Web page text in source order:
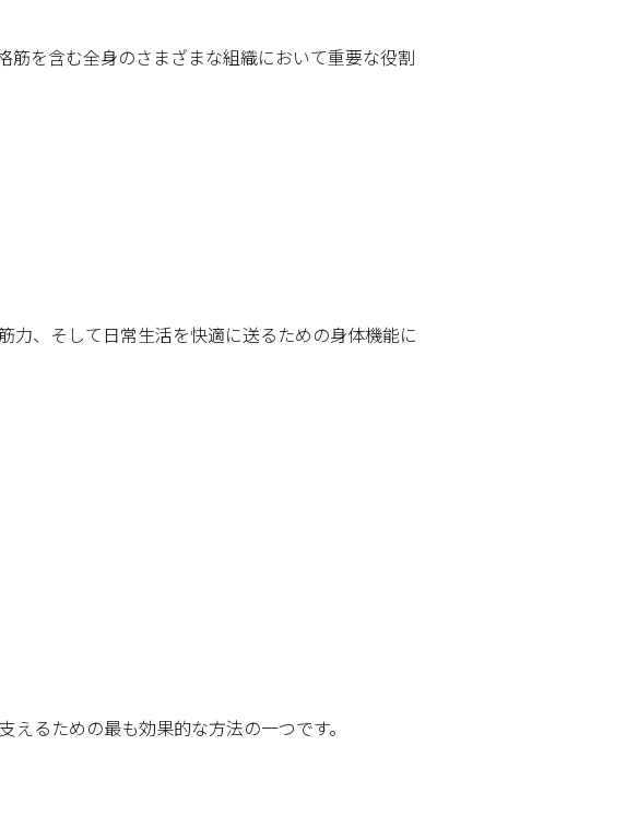
筋を含む全身のさまざまな組織において重要な役割
力、そして日常生活を快適に送るための身体機能に
るための最も効果的な方法の一つです。